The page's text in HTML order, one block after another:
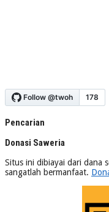
Pencarian
Donasi Saweria
Situs ini dibiayai dari dana
sangatlah bermanfaat.